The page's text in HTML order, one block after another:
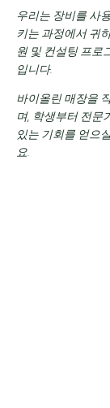
우리는 장비를 사
키는 과정에서 귀
원 및 컨설팅 프로
입니다.
바이올린 매장을
며, 학생부터 전문
있는 기회를 얻으
요.